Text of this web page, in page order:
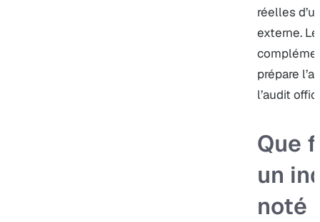
réelles
externe.
prépare
l’audit
Que
un
noté